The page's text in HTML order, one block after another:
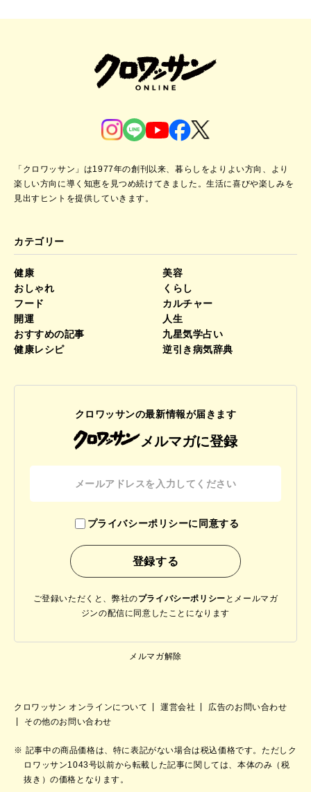
「クロワッサン」は1977年の創刊以来、暮らしをよりよい方向、より
楽しい方向に導く知恵を見つめ続けてきました。生活に喜びや楽しみを
見出すヒントを提供していきます。
カテゴリー
健康
美容
おしゃれ
くらし
フード
カルチャー
開運
人生
おすすめの記事
九星気学占い
健康レシピ
逆引き病気辞典
クロワッサンの最新情報が届きます
メルマガに登録
プライバシーポリシーに同意する
ご登録いただくと、弊社のプライバシーポリシー と メールマガ
ジンの配信に同意したことになります
メルマガ解除
クロワッサン オンラインについて 運営会社
広告のお問い合わせ
その他のお問い合わせ
記事中の商品価格は、特に表記がない場合は税込価格です。ただしク
ロワッサン1043号以前から転載した記事に関しては、本体のみ（税
抜き）の価格となります。